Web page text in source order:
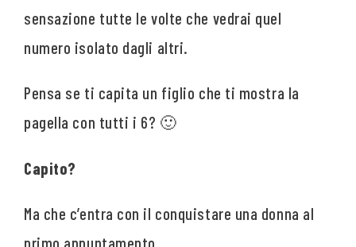
sensazione tutte le volte che vedrai quel
numero isolato dagli altri.
Pensa se ti capita un figlio che ti mostra la
pagella con tutti i 6? 🙂
Capito?
Ma che c’entra con il conquistare una donna al
primo appuntamento.